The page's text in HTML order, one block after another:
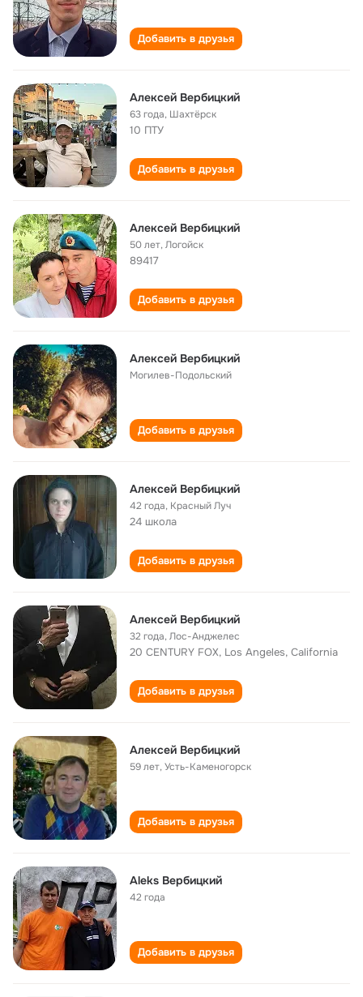
Добавить в друзья
Алексей Вербицкий
63 года, Шахтёрск
10 ПТУ
Добавить в друзья
Алексей Вербицкий
50 лет,Логойск
89417
Добавить в друзья
Алексей Вербицкий
Могилев-Подольский
Добавить в друзья
Алексей Вербицкий
42 года, Красный Луч
24 школа
Добавить в друзья
Алексей Вербицкий
32 года,Лос-Анджелес
20 CENTURY FOX, Los Angeles, California
Добавить в друзья
Алексей Вербицкий
59 лет,Усть-Каменогорск
Добавить в друзья
Aleks Вербицкий
42 года
Добавить в друзья